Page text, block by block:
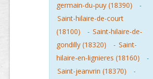
germain-du-puy (18390)
-
Saint-hilaire-de-court
(18100)
- Saint-hilaire-de-
gondilly (18320)
- Saint-
hilaire-en-lignieres (18160)
-
Saint-jeanvrin (18370)
-